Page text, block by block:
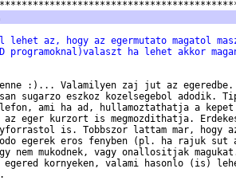
lehet az, hogy az egermutato magatol
programoknal)valaszt ha lehet akkor
:)... Valamilyen zaj jut az
sugarzo eszkoz kozelsegebol adodik.
ami ha ad, hullamoztathatja a
eger kurzort is megmozdithatja.
is. Tobbszor lattam mar, hogy
egerek eros fenyben (pl. ha rajuk sut
nem mukodnek, vagy onallositjak
egered kornyeken, valami hasonlo (is)